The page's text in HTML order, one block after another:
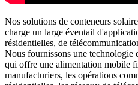
Nos solutions de conteneurs
charge un large éventail
résidentielles, de
Nous fournissons une technologie
qui offre une alimentation mobile
manufacturiers, les opérations